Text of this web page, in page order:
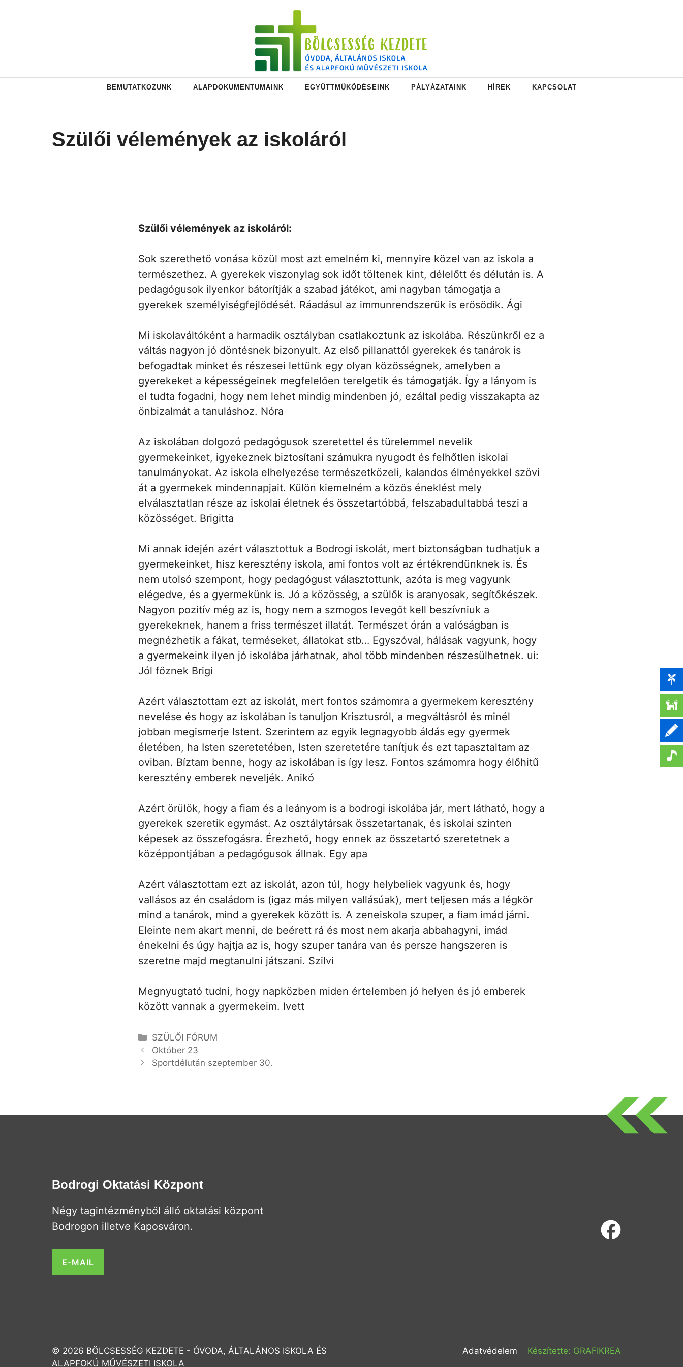
BEMUTATKOZUNK ALAPDOKUMENTUMAINK EGYÜTTMŰKÖDÉSEINK PÁLYÁZATAINK HÍREK KAPCSOLAT
Szülői vélemények az iskoláról
Szülői vélemények az iskoláról:
Sok szerethető vonása közül most azt emelném ki, mennyire közel van az iskola a
természethez. A gyerekek viszonylag sok időt töltenek kint, délelőtt és délután is. A
pedagógusok ilyenkor bátorítják a szabad játékot, ami nagyban támogatja a
gyerekek személyiségfejlődését. Ráadásul az immunrendszerük is erősödik. Ági
Mi iskolaváltóként a harmadik osztályban csatlakoztunk az iskolába. Részünkről ez a
váltás nagyon jó döntésnek bizonyult. Az első pillanattól gyerekek és tanárok is
befogadtak minket és részesei lettünk egy olyan közösségnek, amelyben a
gyerekeket a képességeinek megfelelően terelgetik és támogatják. Így a lányom is
el tudta fogadni, hogy nem lehet mindig mindenben jó, ezáltal pedig visszakapta az
önbizalmát a tanuláshoz. Nóra
Az iskolában dolgozó pedagógusok szeretettel és türelemmel nevelik
gyermekeinket, igyekeznek biztosítani számukra nyugodt és felhőtlen iskolai
tanulmányokat. Az iskola elhelyezése természetközeli, kalandos élményekkel szövi
át a gyermekek mindennapjait. Külön kiemelném a közös éneklést mely
elválasztatlan része az iskolai életnek és összetartóbbá, felszabadultabbá teszi a
közösséget. Brigitta
Mi annak idején azért választottuk a Bodrogi iskolát, mert biztonságban tudhatjuk a
gyermekeinket, hisz keresztény iskola, ami fontos volt az értékrendünknek is. És
nem utolsó szempont, hogy pedagógust választottunk, azóta is meg vagyunk
elégedve, és a gyermekünk is. Jó a közösség, a szülők is aranyosak, segítőkészek.
Nagyon pozitív még az is, hogy nem a szmogos levegőt kell beszívniuk a
gyerekeknek, hanem a friss természet illatát. Természet órán a valóságban is
megnézhetik a fákat, terméseket, állatokat stb… Egyszóval, hálásak vagyunk, hogy
a gyermekeink ilyen jó iskolába járhatnak, ahol több mindenben részesülhetnek. ui:
Jól főznek Brigi
Azért választottam ezt az iskolát, mert fontos számomra a gyermekem keresztény
nevelése és hogy az iskolában is tanuljon Krisztusról, a megváltásról és minél
jobban megismerje Istent. Szerintem az egyik legnagyobb áldás egy gyermek
életében, ha Isten szeretetében, Isten szeretetére tanítjuk és ezt tapasztaltam az
oviban. Bíztam benne, hogy az iskolában is így lesz. Fontos számomra hogy élőhitű
keresztény emberek neveljék. Anikó
Azért örülök, hogy a fiam és a leányom is a bodrogi iskolába jár, mert látható, hogy a
gyerekek szeretik egymást. Az osztálytársak összetartanak, és iskolai szinten
képesek az összefogásra. Érezhető, hogy ennek az összetartó szeretetnek a
középpontjában a pedagógusok állnak. Egy apa
Azért választottam ezt az iskolát, azon túl, hogy helybeliek vagyunk és, hogy
vallásos az én családom is (igaz más milyen vallásúak), mert teljesen más a légkör
mind a tanárok, mind a gyerekek között is. A zeneiskola szuper, a fiam imád járni.
Eleinte nem akart menni, de beérett rá és most nem akarja abbahagyni, imád
énekelni és úgy hajtja az is, hogy szuper tanára van és persze hangszeren is
szeretne majd megtanulni játszani. Szilvi
Megnyugtató tudni, hogy napközben miden értelemben jó helyen és jó emberek
között vannak a gyermekeim. Ivett
Kategória
SZÜLŐI FÓRUM
Október 23
Sportdélután szeptember 30.
Bodrogi Oktatási Központ
Négy tagintézményből álló oktatási központ
Bodrogon illetve Kaposváron.
E-MAIL
© 2026 BÖLCSESSÉG KEZDETE - ÓVODA, ÁLTALÁNOS ISKOLA ÉS
ALAPFOKÚ MŰVÉSZETI ISKOLA
Adatvédelem Készítette: GRAFIKREA